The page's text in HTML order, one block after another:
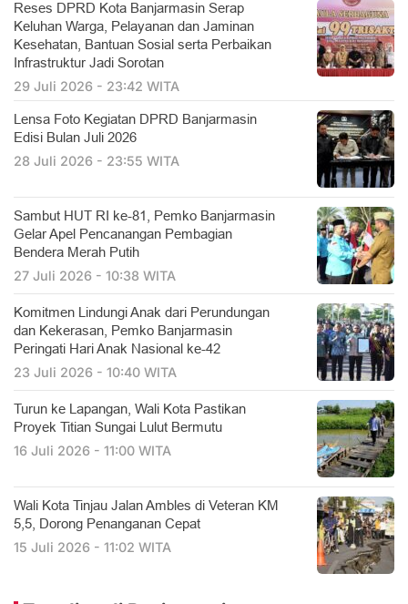
Reses DPRD Kota Banjarmasin Serap
Keluhan Warga, Pelayanan dan Jaminan
Kesehatan, Bantuan Sosial serta Perbaikan
Infrastruktur Jadi Sorotan
29 Juli 2026 - 23:42 WITA
Lensa Foto Kegiatan DPRD Banjarmasin
Edisi Bulan Juli 2026
28 Juli 2026 - 23:55 WITA
Sambut HUT RI ke-81, Pemko Banjarmasin
Gelar Apel Pencanangan Pembagian
Bendera Merah Putih
27 Juli 2026 - 10:38 WITA
Komitmen Lindungi Anak dari Perundungan
dan Kekerasan, Pemko Banjarmasin
Peringati Hari Anak Nasional ke-42
23 Juli 2026 - 10:40 WITA
Turun ke Lapangan, Wali Kota Pastikan
Proyek Titian Sungai Lulut Bermutu
16 Juli 2026 - 11:00 WITA
​Wali Kota Tinjau Jalan Ambles di Veteran KM
5,5, Dorong Penanganan Cepat
15 Juli 2026 - 11:02 WITA